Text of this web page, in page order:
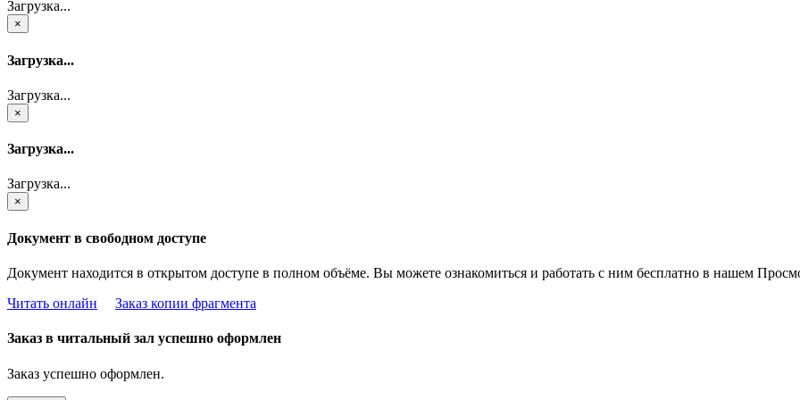
Загрузка...
×
Загрузка...
Загрузка...
×
Загрузка...
Загрузка...
×
Документ в свободном доступе
Документ находится в открытом доступе в полном объёме. Вы можете ознакомиться и работать с ним бесплатно в нашем
Читать онлайн
Заказ копии фрагмента
Заказ в читальный зал успешно оформлен
Заказ успешно оформлен.